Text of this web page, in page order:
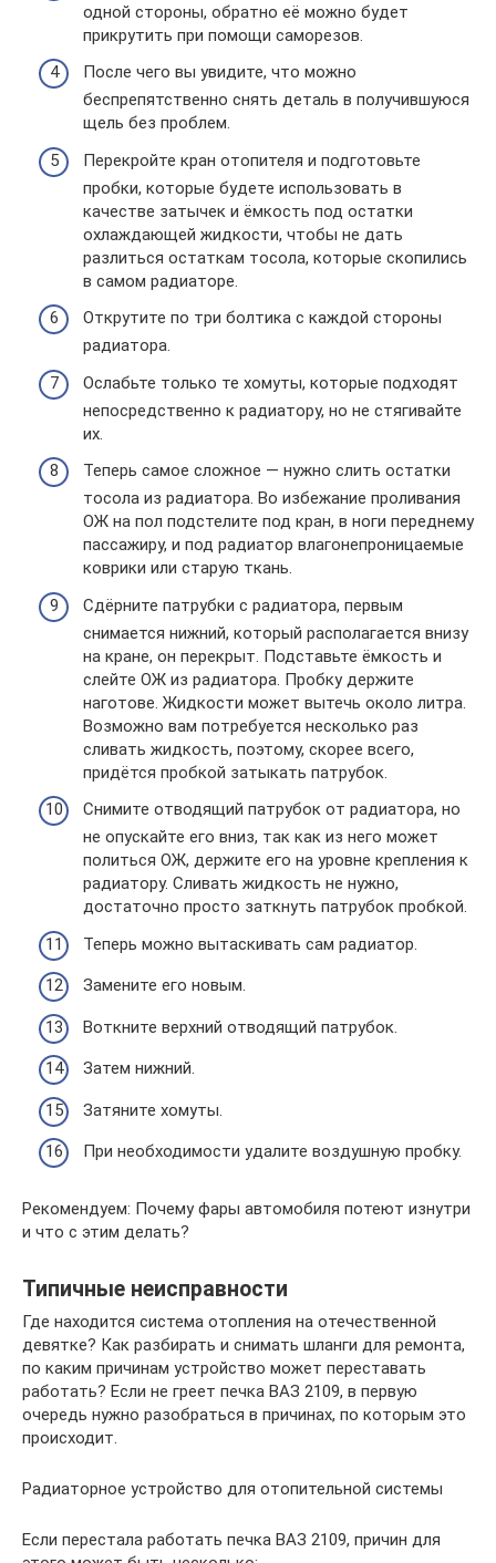
одной стороны, обратно её можно будет
прикрутить при помощи саморезов.
После чего вы увидите, что можно
беспрепятственно снять деталь в получившуюся
щель без проблем.
Перекройте кран отопителя и подготовьте
пробки, которые будете использовать в
качестве затычек и ёмкость под остатки
охлаждающей жидкости, чтобы не дать
разлиться остаткам тосола, которые скопились
в самом радиаторе.
Открутите по три болтика с каждой стороны
радиатора.
Ослабьте только те хомуты, которые подходят
непосредственно к радиатору, но не стягивайте
их.
Теперь самое сложное — нужно слить остатки
тосола из радиатора. Во избежание проливания
ОЖ на пол подстелите под кран, в ноги переднему
пассажиру, и под радиатор влагонепроницаемые
коврики или старую ткань.
Сдёрните патрубки с радиатора, первым
снимается нижний, который располагается внизу
на кране, он перекрыт. Подставьте ёмкость и
слейте ОЖ из радиатора. Пробку держите
наготове. Жидкости может вытечь около литра.
Возможно вам потребуется несколько раз
сливать жидкость, поэтому, скорее всего,
придётся пробкой затыкать патрубок.
Снимите отводящий патрубок от радиатора, но
не опускайте его вниз, так как из него может
политься ОЖ, держите его на уровне крепления к
радиатору. Сливать жидкость не нужно,
достаточно просто заткнуть патрубок пробкой.
Теперь можно вытаскивать сам радиатор.
Замените его новым.
Воткните верхний отводящий патрубок.
Затем нижний.
Затяните хомуты.
При необходимости удалите воздушную пробку.
Рекомендуем: Почему фары автомобиля потеют изнутри
и что с этим делать?
Типичные неисправности
Где находится система отопления на отечественной
девятке? Как разбирать и снимать шланги для ремонта,
по каким причинам устройство может переставать
работать? Если не греет печка ВАЗ 2109, в первую
очередь нужно разобраться в причинах, по которым это
происходит.
Радиаторное устройство для отопительной системы
Если перестала работать печка ВАЗ 2109, причин для